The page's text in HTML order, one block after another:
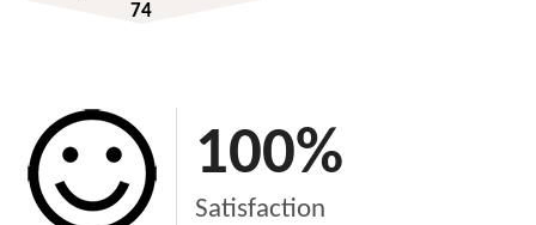
74
100%
Satisfaction